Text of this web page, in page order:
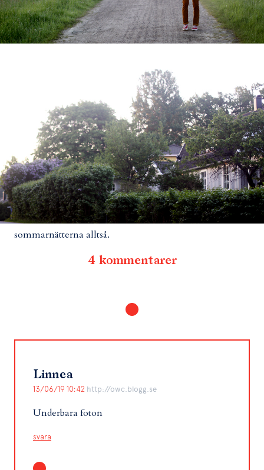
sommarnätterna alltså.
4 kommentarer
Linnea
13/06/19 10:42 http://owc.blogg.se
Underbara foton
svara